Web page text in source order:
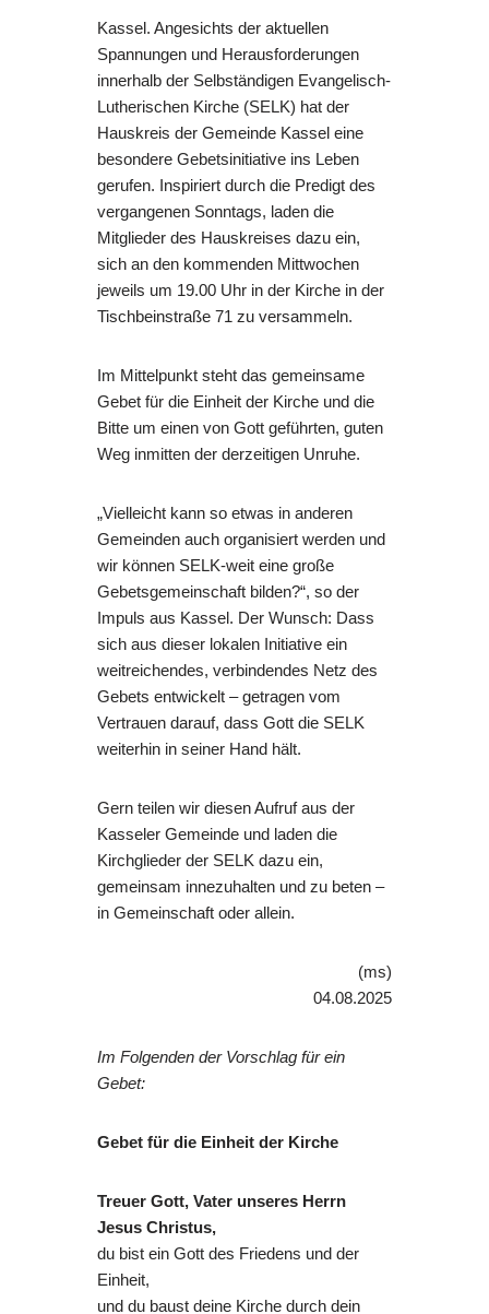
Kassel. Angesichts der aktuellen
Spannungen und Herausforderungen
innerhalb der Selbständigen Evangelisch-
Lutherischen Kirche (SELK) hat der
Hauskreis der Gemeinde Kassel eine
besondere Gebetsinitiative ins Leben
gerufen. Inspiriert durch die Predigt des
vergangenen Sonntags, laden die
Mitglieder des Hauskreises dazu ein,
sich an den kommenden Mittwochen
jeweils um 19.00 Uhr in der Kirche in der
Tischbeinstraße 71 zu versammeln.
Im Mittelpunkt steht das gemeinsame
Gebet für die Einheit der Kirche und die
Bitte um einen von Gott geführten, guten
Weg inmitten der derzeitigen Unruhe.
„Vielleicht kann so etwas in anderen
Gemeinden auch organisiert werden und
wir können SELK-weit eine große
Gebetsgemeinschaft bilden?“, so der
Impuls aus Kassel. Der Wunsch: Dass
sich aus dieser lokalen Initiative ein
weitreichendes, verbindendes Netz des
Gebets entwickelt – getragen vom
Vertrauen darauf, dass Gott die SELK
weiterhin in seiner Hand hält.​​​​​​​
Gern teilen wir diesen Aufruf aus der
Kasseler Gemeinde und laden die
Kirchglieder der SELK dazu ein,
gemeinsam innezuhalten und zu beten –
in Gemeinschaft oder allein.
(ms)
04.08.2025
Im Folgenden der Vorschlag für ein
Gebet:
Gebet für die Einheit der Kirche
Treuer Gott, Vater unseres Herrn
Jesus Christus,
du bist ein Gott des Friedens und der
Einheit,
und du baust deine Kirche durch dein